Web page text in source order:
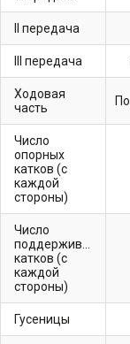
II передача
III передача
Ходовая
часть
Число
опорных
катков (с
каждой
стороны)
Число
поддерживающих
катков (с
каждой
стороны)
Гусеницы